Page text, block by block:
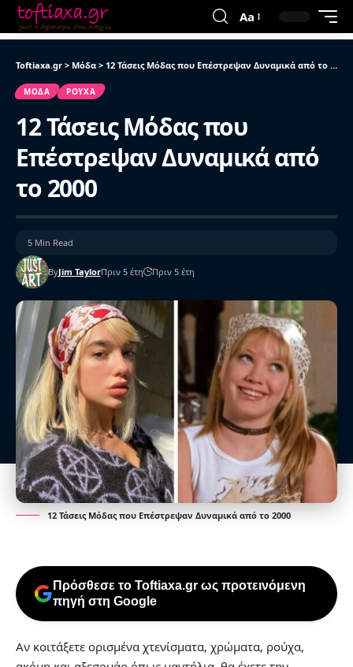
Aa
Toftiaxa.gr > Μόδα > 12 Τάσεις Μόδας που Επέστρεψαν Δυναμικά από το 2000
ΜΌΔΑ ΡΟΎΧΑ
12 Τάσεις Μόδας που
Επέστρεψαν Δυναμικά από
το 2000
ByJim TaylorΠριν 5 έτη Πριν 5 έτη
5 Min Read
12 Τάσεις Μόδας που Επέστρεψαν Δυναμικά από το 2000
Πρόσθεσε το Toftiaxa.gr ως προτεινόμενη
πηγή στη Google
Aν κοιτάξετε ορισμένα χτενίσματα, χρώματα, ρούχα,